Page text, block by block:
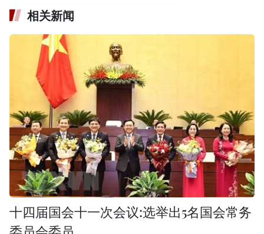
相关新闻
十四届国会十一次会议:选举出5名国会常务